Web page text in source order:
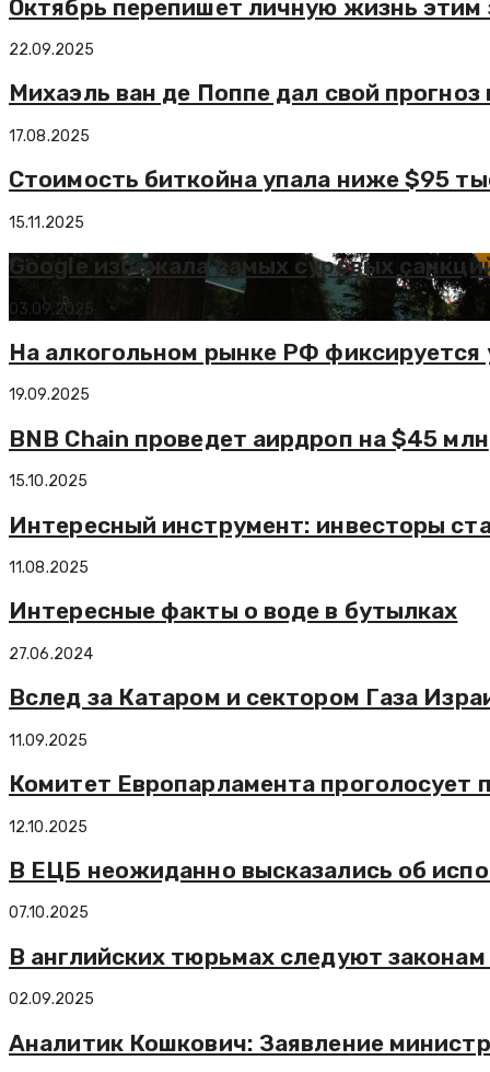
Октябрь перепишет личную жизнь
22.09.2025
Михаэль ван де Поппе дал свой прогноз
17.08.2025
Стоимость биткойна упала ниже $95
15.11.2025
Google избежала самых суровых
03.09.2025
На алкогольном рынке РФ
19.09.2025
BNB Chain проведет аирдроп на $45 млн
15.10.2025
Интересный инструмент: инвесторы
11.08.2025
Интересные факты о воде в бутылках
27.06.2024
Вслед за Катаром и сектором Газа
11.09.2025
Комитет Европарламента проголосует
12.10.2025
В ЕЦБ неожиданно высказались об
07.10.2025
В английских тюрьмах следуют
02.09.2025
Аналитик Кошкович: Заявление